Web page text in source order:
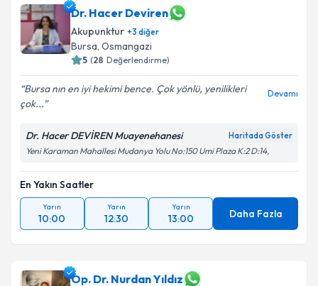
Dr. Hacer Deviren
Akupunktur +3 diğer
Bursa, Osmangazi
5 (28 Değerlendirme)
Bursa nın en iyi hekimi bence. Çok yönlü, yenilikleri
çok...
Devamı
Dr. Hacer DEVİREN Muayenehanesi Haritada Göster
Yeni Karaman Mahallesi Mudanya Yolu No:150 Umi Plaza K:2 D:14,
En Yakın Saatler
Yarın
10:00
Yarın
12:30
Yarın
13:00 Daha Fazla
Op. Dr. Nurdan Yıldız